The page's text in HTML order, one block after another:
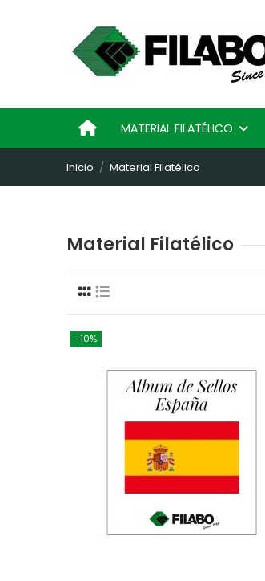
MATERIAL FILATÉLICO
Inicio Material Filatélico
Material Filatélico
-10%